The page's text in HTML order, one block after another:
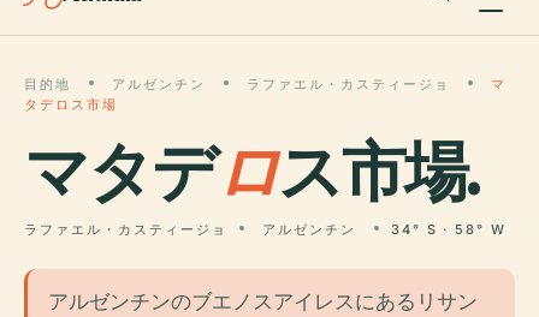
目的地 アルゼンチン ラファエル・カスティージョ
マ
タデロス市場
マタデロス市場.
ラファエル・カスティージョ アルゼンチン 34° S · 58° W
アルゼンチンのブエノスアイレスにあるリサン